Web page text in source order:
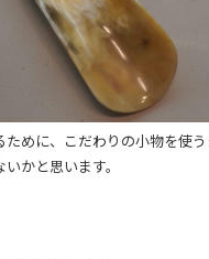
ために、こだわりの小物を使
かと思います。